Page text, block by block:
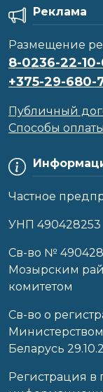
Частное
УНП 490428253
Cв-во №
Мозырским
комитетом
Св-во о
Беларусь
Регистрация в
Реклама
Размещение
8-0236-22-
+375-29-680-
Публичный
Способы оплаты